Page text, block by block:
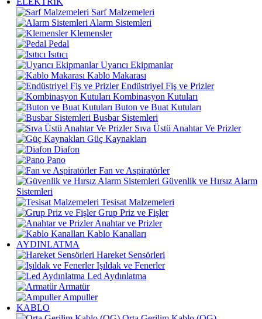
Sarf Malzemeleri
Alarm Sistemleri
Klemensler
Pedal
Isıtıcı
Uyarıcı Ekipmanlar
Kablo Makarası
Endüstriyel Fiş ve Prizler
Kombinasyon Kutuları
Buton ve Buat Kutuları
Busbar Sistemleri
Sıva Üstü Anahtar Ve Prizler
Güç Kaynakları
Diafon
Pano
Fan ve Aspiratörler
Güvenlik ve Hırsız Alarm
Sistemleri
Tesisat Malzemeleri
Grup Priz ve Fişler
Anahtar ve Prizler
Kablo Kanalları
AYDINLATMA
Hareket Sensörleri
Işıldak ve Fenerler
Led Aydınlatma
Armatür
Ampuller
KABLO